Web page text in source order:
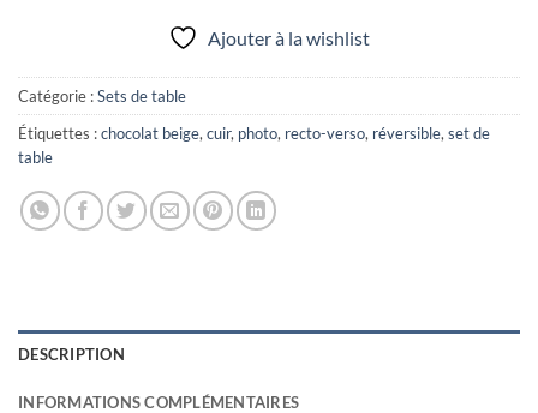
Ajouter à la wishlist
Catégorie :Sets de table
Étiquettes :chocolat beige, cuir, photo, recto-verso, réversible, set de
table
DESCRIPTION
INFORMATIONS COMPLÉMENTAIRES